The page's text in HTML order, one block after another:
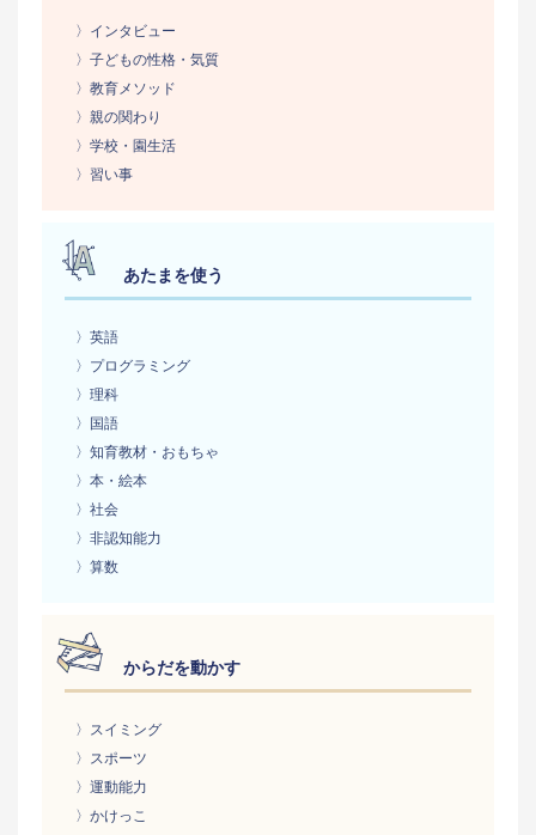
〉インタビュー
〉子どもの性格・気質
〉教育メソッド
〉親の関わり
〉学校・園生活
〉習い事
あたまを使う
〉英語
〉プログラミング
〉理科
〉国語
〉知育教材・おもちゃ
〉本・絵本
〉社会
〉非認知能力
〉算数
からだを動かす
〉スイミング
〉スポーツ
〉運動能力
〉かけっこ